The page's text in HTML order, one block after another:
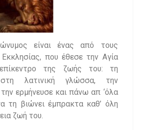
είναι ένας από τους
που έθεσε την Αγία
της ζωής του: τη
λατινική γλώσσα, την
ερμήνευσε και πάνω απ ‘όλα
τη βιώνει έμπρακτα καθ’ όλη
ζωή του.